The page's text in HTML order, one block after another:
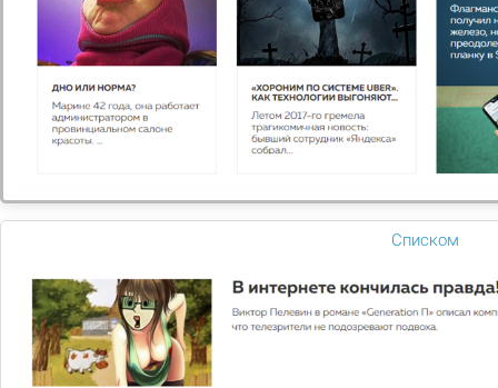
Списком
компания, работаем на российском рынке с 2012 года.
Компания «Dostavka.pro» это современный формат
интернет магазина – с ассортиментом более тысячи
наименований товаров, удобной доставкой и пунктом
выдачи.
С момента основания мы неизменно придерживаемся
инициативность, компетентность и оперативность в
организации коммерческой работы, а также
эффективность нашей деятельности, обеспечиваемая на
Мы хотим разнообразить наш ассортимент
предлагаемых блюд, с приятной ценой и
отличным качеством! Уже сейчас